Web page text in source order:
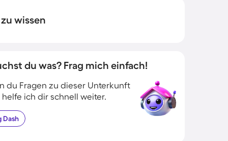
wissen
du was? Frag mich einfach!
du Fragen zu dieser Unterkunft
helfe ich dir schnell weiter.
Dash